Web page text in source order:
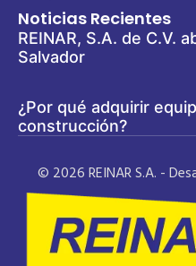
Noticias Recientes
REINAR, S.A. de C.V.
Salvador
¿Por qué adquirir
construcción?
© 2026 REINAR S.A. -